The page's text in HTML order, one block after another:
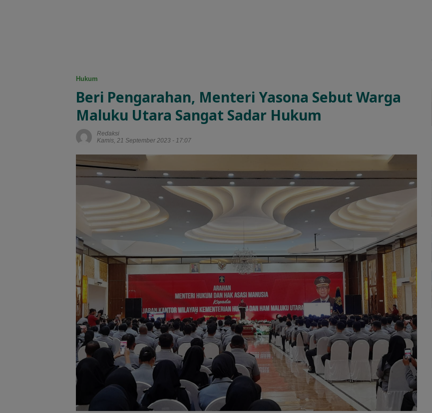
Hukum
Beri Pengarahan, Menteri Yasona Sebut Warga
Maluku Utara Sangat Sadar Hukum
Redaksi
Kamis, 21 September 2023 - 17:07